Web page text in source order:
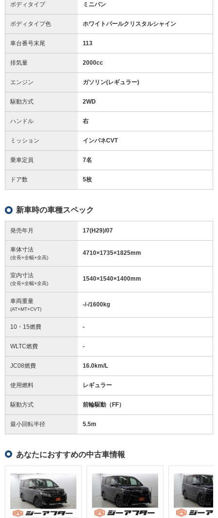
ボディタイプ ミニバン
ボディタイプ色 ホワイトパールクリスタルシャイン
車台番号末尾 113
排気量 2000cc
エンジン ガソリン(レギュラー)
駆動方式 2WD
ハンドル 右
ミッション インパネCVT
乗車定員 7名
ドア数 5枚
新車時の車種スペック
発売年月 17(H29)/07
車体寸法
(全長×全幅×全高)
4710×1735×1825mm
室内寸法
(全長×全幅×全高)
1540×1540×1400mm
車両重量
(AT×MT×CVT)
-/-/1600kg
10・15燃費 -
WLTC燃費 -
JC08燃費 16.0km/L
使用燃料 レギュラー
駆動方式 前輪駆動（FF）
最小回転半径 5.5m
あなたにおすすめの中古車情報